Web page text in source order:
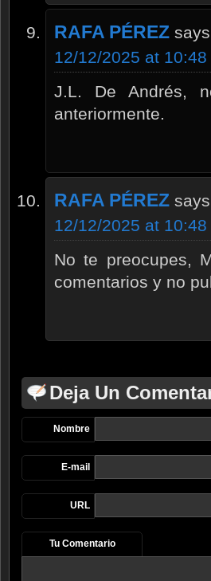
RAFA PÉREZ
12/12/2025 at 10:48
J.L. De Andrés,
anteriormente.
RAFA PÉREZ
12/12/2025 at 10:48
No te preocupes,
comentarios y no
Deja Un
Nombre
E-mail
URL
Tu Comentario